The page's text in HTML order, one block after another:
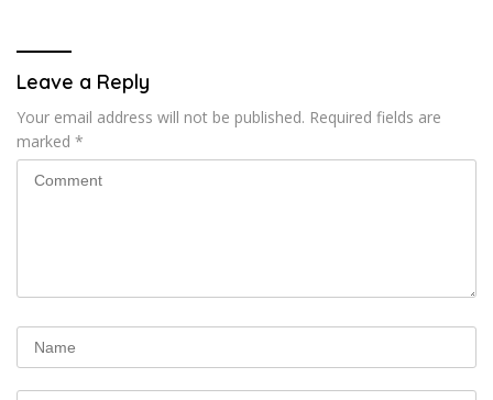
Leave a Reply
Your email address will not be published. Required fields are
marked *